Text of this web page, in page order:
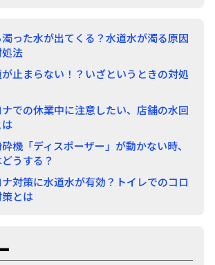
った水が出てくる？水道水が濁る原因
処法
止まらない！？いざというときの対処
での休業中に注意したい、店舗の水回
は
機「ディスポーザー」が動かない時、
うする？
対策に水道水が有効？トイレでのコロ
とは